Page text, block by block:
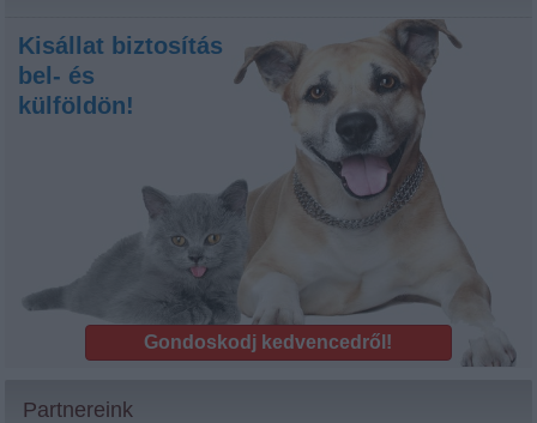
Kisállat biztosítás
bel- és
külföldön!
Gondoskodj kedvencedről!
Partnereink